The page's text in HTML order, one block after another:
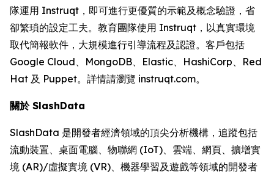
隊運用 Instruqt，即可進行更優質的示範及概念驗證，省
卻繁瑣的設定工夫。教育團隊使用 Instruqt，以真實環境
取代簡報軟件，大規模進行引導流程及認證。客戶包括
Google Cloud、MongoDB、Elastic、HashiCorp、Red
Hat 及 Puppet。詳情請瀏覽 instruqt.com。
關於 SlashData
SlashData 是開發者經濟領域的頂尖分析機構，追蹤包括
流動裝置、桌面電腦、物聯網 (IoT)、雲端、網頁、擴增實
境 (AR)/虛擬實境 (VR)、機器學習及遊戲等領域的開發者